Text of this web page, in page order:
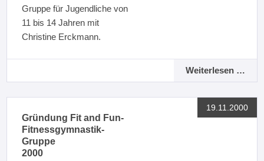
Gruppe für Jugendliche von
11 bis 14 Jahren mit
Christine Erckmann.
Weiterlesen …
19.11.2000
Gründung Fit and Fun-
Fitnessgymnastik-
Gruppe
2000